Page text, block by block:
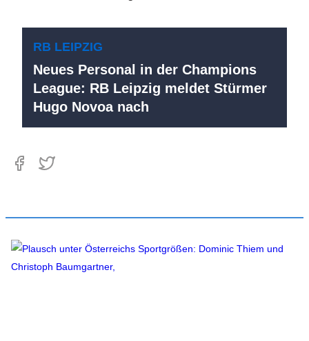
RB LEIPZIG
Neues Personal in der Champions
League: RB Leipzig meldet Stürmer
Hugo Novoa nach